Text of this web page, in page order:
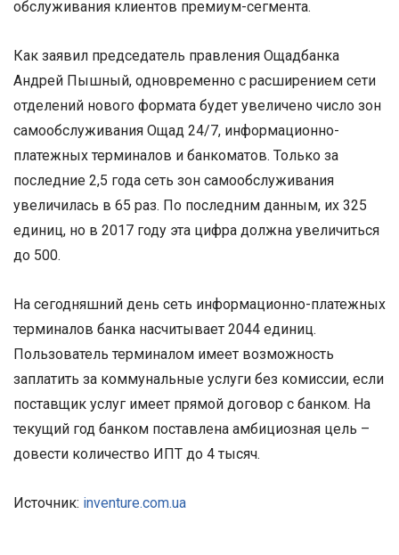
обслуживания клиентов премиум-сегмента.
Как заявил председатель правления Ощадбанка
Андрей Пышный, одновременно с расширением сети
отделений нового формата будет увеличено число зон
самообслуживания Ощад 24/7, информационно-
платежных терминалов и банкоматов. Только за
последние 2,5 года сеть зон самообслуживания
увеличилась в 65 раз. По последним данным, их 325
единиц, но в 2017 году эта цифра должна увеличиться
до 500.
На сегодняшний день сеть информационно-платежных
терминалов банка насчитывает 2044 единиц.
Пользователь терминалом имеет возможность
заплатить за коммунальные услуги без комиссии, если
поставщик услуг имеет прямой договор с банком. На
текущий год банком поставлена амбициозная цель –
довести количество ИПТ до 4 тысяч.
Источник: inventure.com.ua